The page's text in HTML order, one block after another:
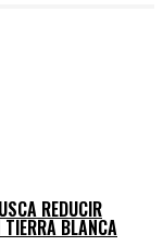
REDUCIR
TIERRA BLANCA